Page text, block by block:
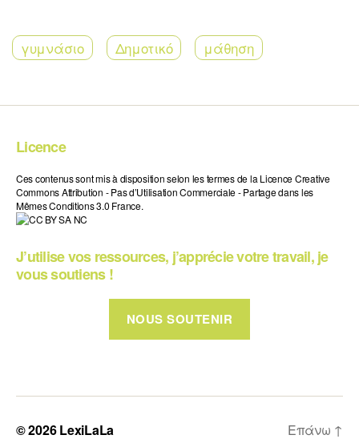
γυμνάσιο Δημοτικό μάθηση
Licence
Ces contenus sont mis à disposition selon les termes de la Licence Creative
Commons Attribution - Pas d’Utilisation Commerciale - Partage dans les
Mêmes Conditions 3.0 France.
J’utilise vos ressources, j’apprécie votre travail, je
vous soutiens !
NOUS SOUTENIR
© 2026LexiLaLa Επάνω ↑